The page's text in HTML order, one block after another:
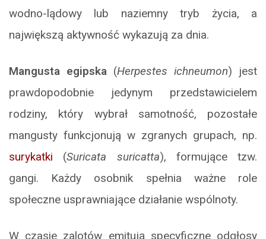
wodno-lądowy lub naziemny tryb życia, a
największą aktywność wykazują za dnia.
Mangusta egipska (Herpestes ichneumon) jest
prawdopodobnie jedynym przedstawicielem
rodziny, który wybrał samotność, pozostałe
mangusty funkcjonują w zgranych grupach, np.
surykatki (Suricata suricatta), formujące tzw.
gangi. Każdy osobnik spełnia ważne role
społeczne usprawniające działanie wspólnoty.
W czasie zalotów emitują specyficzne odgłosy